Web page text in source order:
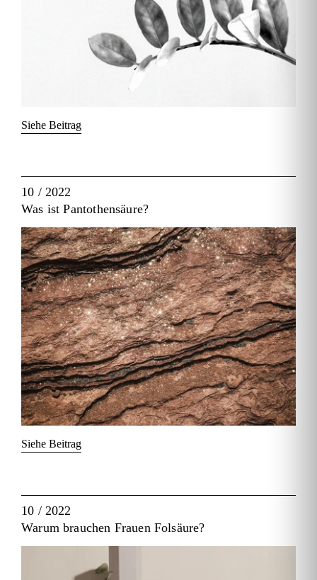
Siehe Beitrag
10 / 2022
Was ist Pantothensäure?
Siehe Beitrag
10 / 2022
Warum brauchen Frauen Folsäure?